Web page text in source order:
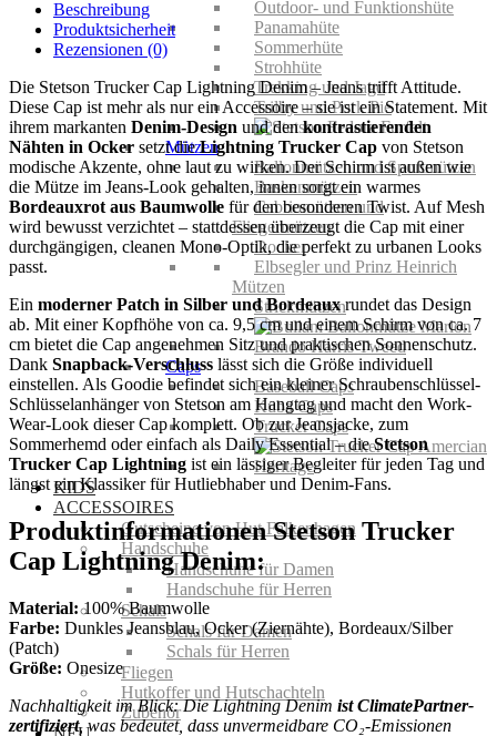
Outdoor- und Funktionshüte
Panamahüte
Sommerhüte
Strohhüte
Trekking und Jagd
Trilby und Pork Pie
Mützen
Ballonmützen und Sportmützen
Baskenmützen
Cabriomützen und
Fliegermützen
Docker
Elbsegler und Prinz Heinrich
Mützen
Strickmützen
Caps
Baseball Caps
Kuba Caps
Trucker Caps
KIDS
ACCESSOIRES
Gutscheine von Hut Falkenhagen
Handschuhe
Handschuhe für Damen
Handschuhe für Herren
Schals
Schals für Damen
Schals für Herren
Fliegen
Hutkoffer und Hutschachteln
Zubehör
Beschreibung
Produktsicherheit
Rezensionen (0)
Die Stetson Trucker Cap Lightning Denim – Jeans trifft Attitude.
Diese Cap ist mehr als nur ein Accessoire – sie ist ein Statement. Mit
ihrem markanten Denim-Design und denkontrastierenden
Nähten in Ocker setzt dieLightning Trucker Cap von Stetson
modische Akzente, ohne laut zu wirken. Der Schirm ist außen wie
die Mütze im Jeans-Look gehalten, innen sorgt ein warmes
Bordeauxrot aus Baumwolle für den besonderen Twist. Auf Mesh
wird bewusst verzichtet – stattdessen überzeugt die Cap mit einer
durchgängigen, cleanen Mono-Optik, die perfekt zu urbanen Looks
passt.
Ein moderner Patch in Silber und Bordeauxrundet das Design
ab. Mit einer Kopfhöhe von ca. 9,5 cm und einem Schirm von ca. 7
cm bietet die Cap angenehmen Sitz und praktischen Sonnenschutz.
Dank Snapback-Verschluss lässt sich die Größe individuell
einstellen. Als Goodie befindet sich ein kleiner Schraubenschlüssel-
Schlüsselanhänger von Stetson am Hangtag und macht den Work-
Wear-Look dieser Cap komplett. Ob zur Jeansjacke, zum
Sommerhemd oder einfach als Daily Essential – dieStetson
Trucker Cap Lightning ist ein lässiger Begleiter für jeden Tag und
längst ein Klassiker für Hutliebhaber und Denim-Fans.
Produktinformationen Stetson Trucker
Cap Lightning Denim:
Material:100% Baumwolle
Farbe: Dunkles Jeansblau, Ocker (Ziernähte), Bordeaux/Silber
(Patch)
Größe: Onesize
Nachhaltigkeit im Blick: Die Lightning Denim ist ClimatePartner-
zertifiziert, was bedeutet, dass unvermeidbare CO₂-Emissionen